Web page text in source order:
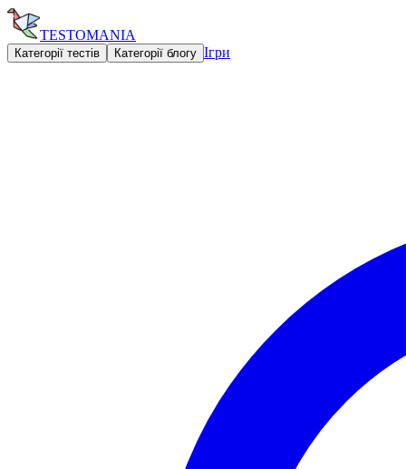
TESTOMANIA
Категорії тестів Категорії блогу Ігри